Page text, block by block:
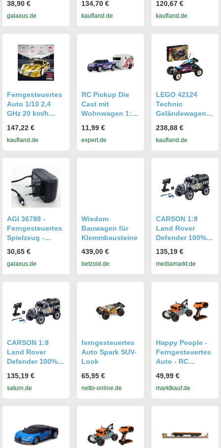
(10088)
38,90 €
galaxus.de
Fahrzeug mit
Lichtern, 1:12
Erwachsene und
Kinder
134,70 €
kaufland.de
Fahrzeug mit
Lichtern, 1:12
Spielzeug fuer
Erwachsene und
Kinder
120,67 €
kaufland.de
Ferngesteuertes
Auto 1/10 2,4
GHz 20 km/h
Rennauto
Kindergeschenk
147,22 €
kaufland.de
RC Pickup Die
Cast mit
Wohnwagen 1:64
Ferngesteuertes
Auto
11,99 €
expert.de
LEGO 42124
Technic
Geländewagen,
gesteuertes
Rennauto
Jahren,
Spielzeugauto
238,88 €
kaufland.de
AGI 36788 -
Ferngesteuertes
Spielzeug -
Schwarz - 1,5 A -
HUAWEI,
Schwarz
30,65 €
galaxus.de
Wisdom
Bauwagen für
Klemmbausteine
439,00 €
betzold.de
CARSON 1:8
Land Rover
Defender 100%
ferngesteuertes
Fahrzeug R/C
135,19 €
mediamarkt.de
CARSON 1:8
Land Rover
Defender 100%
ferngesteuertes
Fahrzeug R/C
135,19 €
saturn.de
ferngesteuertes
Auto Spark SUV-
Look
65,95 €
netto-online.de
Happy People -
Ferngesteuertes
Auto - RC
Titan (1:14,
33cm)
49,99 €
marktkauf.de